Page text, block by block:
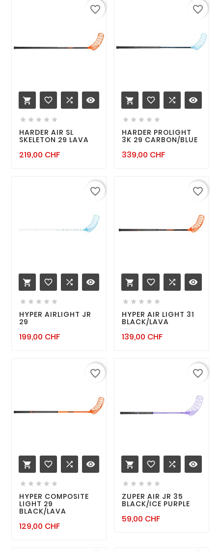
 favorite_border  remove_red_eye
    
HARDER AIR SL
SKELETON 29 LAVA
219,00 CHFPrix
favorite_border
 favorite_border  remove_red_eye
    
HARDER PROLIGHT
3K 29 CARBON/BLUE
339,00 CHFPrix
favorite_border
 favorite_border  remove_red_eye
    
HYPER AIRLIGHT JR
29
199,00 CHFPrix
favorite_border
 favorite_border  remove_red_eye
    
HYPER AIR LIGHT 31
BLACK/LAVA
139,00 CHFPrix
favorite_border
 favorite_border  remove_red_eye
    
HYPER COMPOSITE
LIGHT 29
BLACK/LAVA
129,00 CHFPrix
favorite_border
 favorite_border  remove_red_eye
    
ZUPER AIR JR 35
BLACK/ICE PURPLE
59,00 CHFPrix
favorite_border